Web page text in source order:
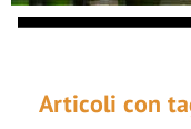
Articoli con